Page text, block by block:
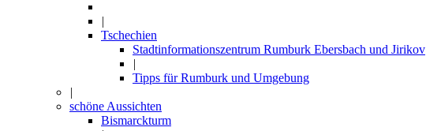
|
Tschechien
Stadtinformationszentrum Rumburk Ebersbach und Jirikov
|
Tipps für Rumburk und Umgebung
|
schöne Aussichten
Bismarckturm